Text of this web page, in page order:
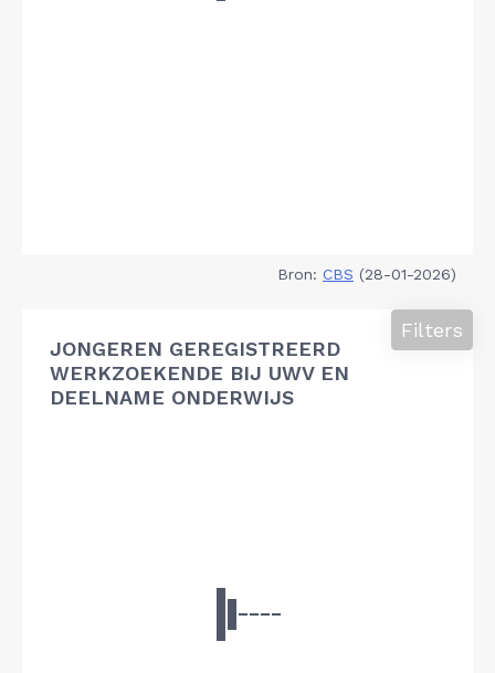
Bron: CBS (28-01-2026)
JONGEREN GEREGISTREERD
WERKZOEKENDE BIJ UWV EN
DEELNAME ONDERWIJS
Filters